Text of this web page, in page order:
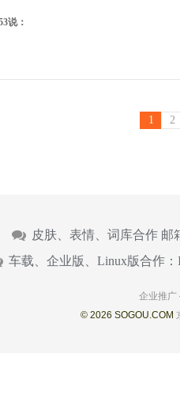
说：
1 2
皮肤、表情、词库合作 邮
车载、企业版、Linux版合作：
企业推广
© 2026 SOGOU.COM